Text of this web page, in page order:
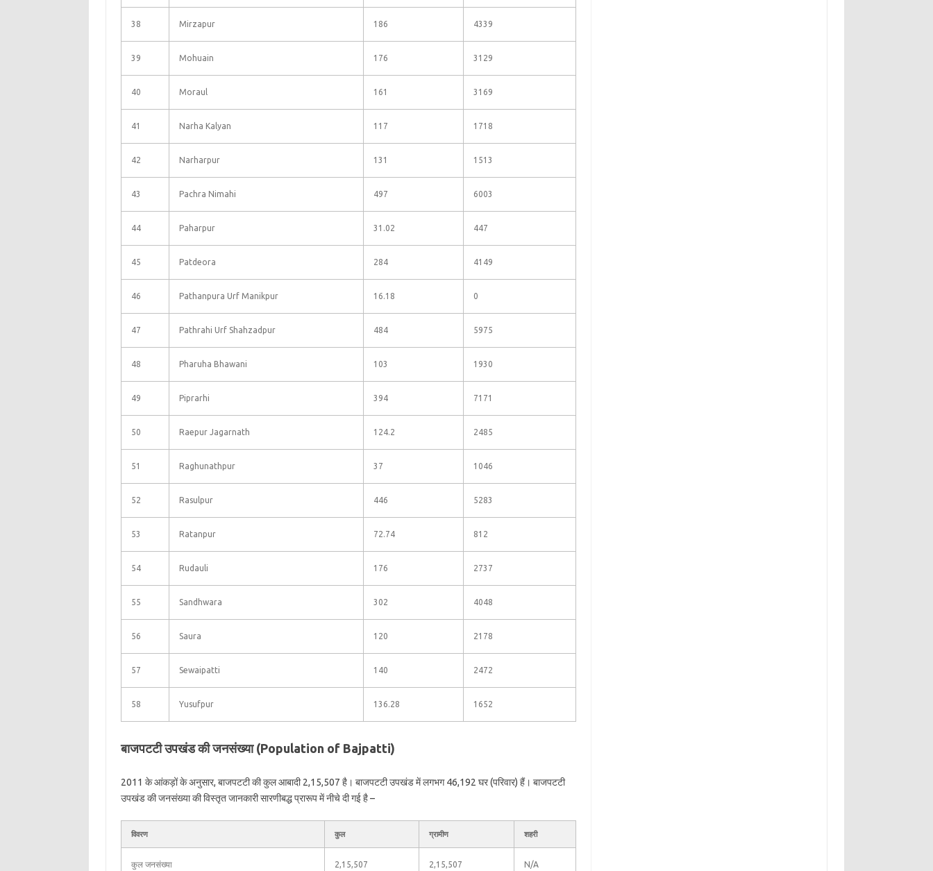
38 Mirzapur 186 4339
39 Mohuain 176 3129
40 Moraul 161 3169
41 Narha Kalyan 117 1718
42 Narharpur 131 1513
43 Pachra Nimahi 497 6003
44 Paharpur 31.02 447
45 Patdeora 284 4149
46 Pathanpura Urf Manikpur 16.18 0
47 Pathrahi Urf Shahzadpur 484 5975
48 Pharuha Bhawani 103 1930
49 Piprarhi 394 7171
50 Raepur Jagarnath 124.2 2485
51 Raghunathpur 37 1046
52 Rasulpur 446 5283
53 Ratanpur 72.74 812
54 Rudauli 176 2737
55 Sandhwara 302 4048
56 Saura 120 2178
57 Sewaipatti 140 2472
58 Yusufpur 136.28 1652
बाजपटटी उपखंड की जनसंख्या (Population of Bajpatti)
2011 के आंकड़ों के अनुसार, बाजपटटी की कुल आबादी 2,15,507 है। बाजपटटी उपखंड में लगभग 46,192 घर (परिवार) हैं। बाजपटटी
उपखंड की जनसंख्या की विस्तृत जानकारी सारणीबद्ध प्रारूप में नीचे दी गई है –
विवरण कुल ग्रामीण शहरी
कुल जनसंख्या 2,15,507 2,15,507 N/A